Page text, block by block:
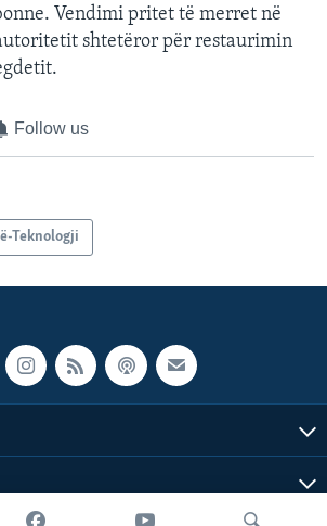
Vendimi pritet të merret në
shtetëror për restaurimin
Follow us
Teknologji